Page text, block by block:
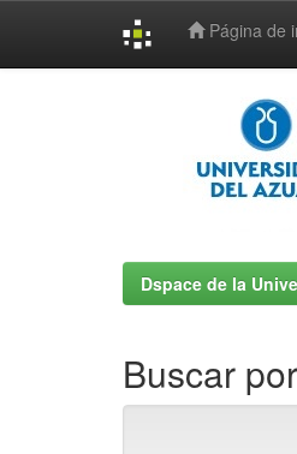
Página de
Dspace de la
Buscar